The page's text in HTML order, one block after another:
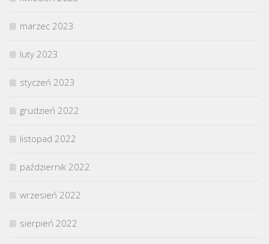
marzec 2023
luty 2023
styczeń 2023
grudzień 2022
listopad 2022
październik 2022
wrzesień 2022
sierpień 2022